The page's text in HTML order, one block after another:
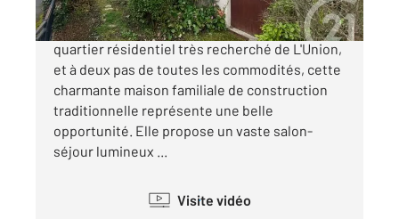
Idéalement située au calme, au cœur d'un
quartier résidentiel très recherché de L'Union,
et à deux pas de toutes les commodités, cette
charmante maison familiale de construction
traditionnelle représente une belle
opportunité. Elle propose un vaste salon-
séjour lumineux ...
Visite vidéo